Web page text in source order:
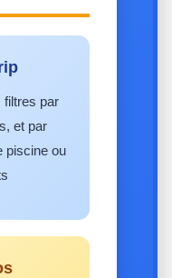
filtres par
et par
piscine ou